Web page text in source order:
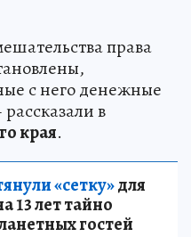
права
с него денежные
в
края.
«сетку»для
13 лет тайно
гостей